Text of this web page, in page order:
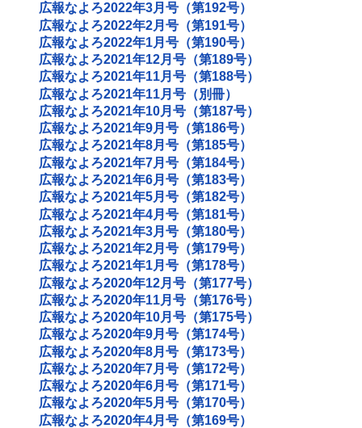
広報なよろ2022年3月号（第192号）
広報なよろ2022年2月号（第191号）
広報なよろ2022年1月号（第190号）
広報なよろ2021年12月号（第189号）
広報なよろ2021年11月号（第188号）
広報なよろ2021年11月号（別冊）
広報なよろ2021年10月号（第187号）
広報なよろ2021年9月号（第186号）
広報なよろ2021年8月号（第185号）
広報なよろ2021年7月号（第184号）
広報なよろ2021年6月号（第183号）
広報なよろ2021年5月号（第182号）
広報なよろ2021年4月号（第181号）
広報なよろ2021年3月号（第180号）
広報なよろ2021年2月号（第179号）
広報なよろ2021年1月号（第178号）
広報なよろ2020年12月号（第177号）
広報なよろ2020年11月号（第176号）
広報なよろ2020年10月号（第175号）
広報なよろ2020年9月号（第174号）
広報なよろ2020年8月号（第173号）
広報なよろ2020年7月号（第172号）
広報なよろ2020年6月号（第171号）
広報なよろ2020年5月号（第170号）
広報なよろ2020年4月号（第169号）